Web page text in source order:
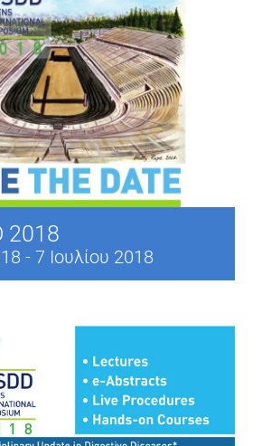
2018
- 7 Ιουλίου 2018